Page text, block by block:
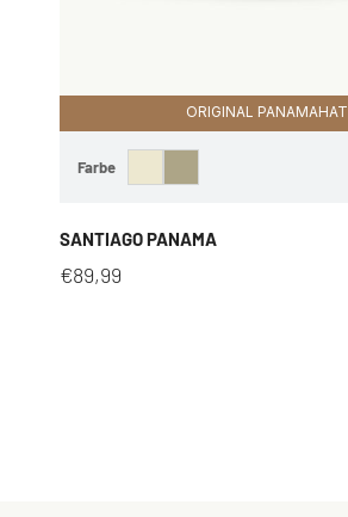
ORIGINAL PANAMAHAT
Farbe
SANTIAGO PANAMA
€89,99